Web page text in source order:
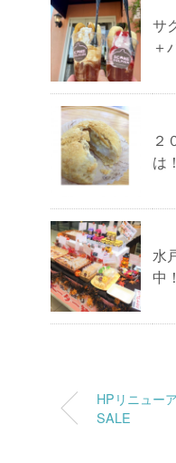
サ
＋
２
は！
水
中！
HPリニュー
SALE